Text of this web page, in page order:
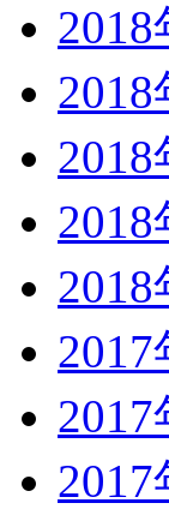
2018
2018
2018
2018
2018
2017
2017
2017